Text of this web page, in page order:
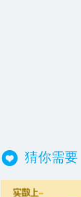
猜你需要